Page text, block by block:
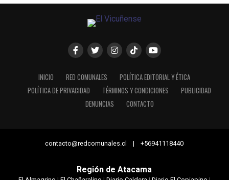
INICIO RED COMUNALES
POLÍTICA EDITORIAL Y ÉTICA
POLÍTICA DE PRIVACIDAD
TÉRMINOS Y CONDICIONES
PUBLICIDAD
DENUNCIAS
CONTACTO
contacto@redcomunales.cl | +56941118440
Región de Atacama